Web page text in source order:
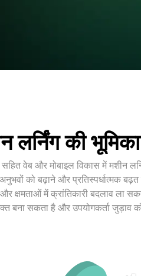
लर्निंग की
वेब और मोबाइल विकास में मशीन
को बढ़ाने और प्रतिस्पर्धात्मक
क्षमताओं में क्रांतिकारी बदलाव ला
बना सकता है और उपयोगकर्ता जुड़ाव